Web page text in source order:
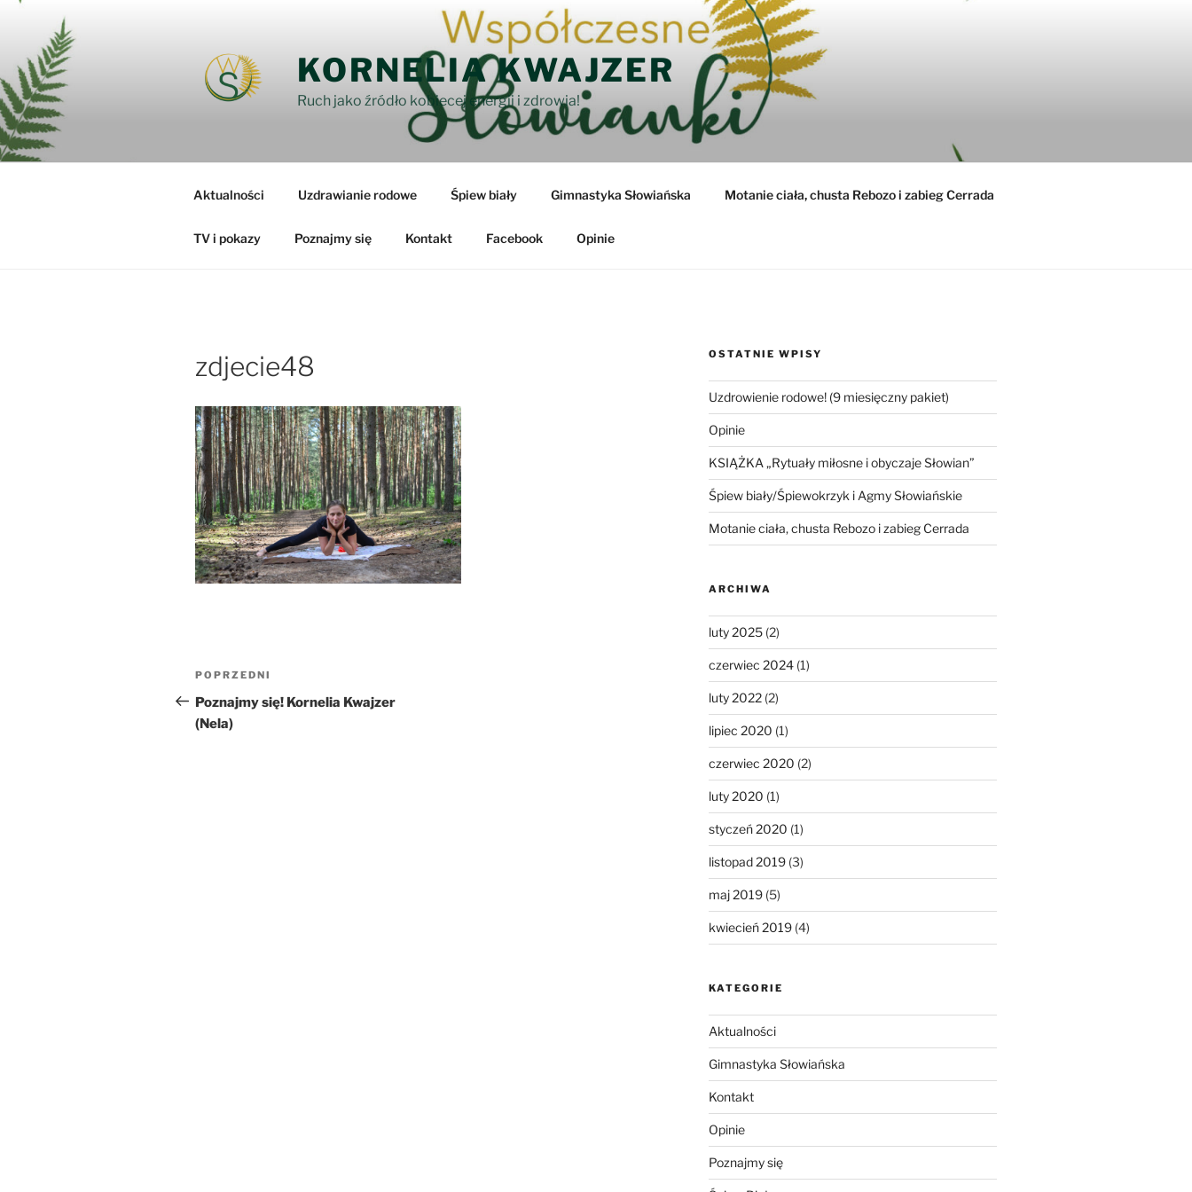
Przejdź
KORNELIA KWAJZER
Ruch jako źródło kobiecej energii i zdrowia!
Aktualności Uzdrawianie rodowe Śpiew biały Gimnastyka Słowiańska Motanie ciała, chusta Rebozo i zabieg Cerrada
TV i pokazy Poznajmy się Kontakt Facebook Opinie
zdjecie48
Nawigacja
wpisu
Poprzedni
wpis
POPRZEDNI
Poznajmy się! Kornelia Kwajzer
(Nela)
OSTATNIE WPISY
Uzdrowienie rodowe! (9 miesięczny pakiet)
Opinie
KSIĄŻKA „Rytuały miłosne i obyczaje Słowian”
Śpiew biały/Śpiewokrzyk i Agmy Słowiańskie
Motanie ciała, chusta Rebozo i zabieg Cerrada
ARCHIWA
luty 2025(2)
czerwiec 2024(1)
luty 2022(2)
lipiec 2020 (1)
czerwiec 2020 (2)
luty 2020 (1)
styczeń 2020 (1)
listopad 2019(3)
maj 2019(5)
kwiecień 2019(4)
KATEGORIE
Aktualności
Gimnastyka Słowiańska
Kontakt
Opinie
Poznajmy się